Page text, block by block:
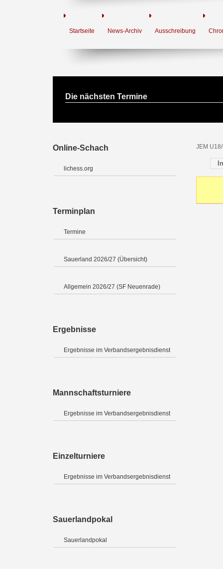
Startseite News-Archiv Ausschreibung
Die nächsten Termine
Online-Schach
lichess.org
Terminplan
Termine
Sauerland 2026/27 (Übersicht)
Allgemein 2026/27 (SF Neuenrade)
Ergebnisse
Ergebnisse im Verbandsergebnisdienst
Mannschaftsturniere
Ergebnisse im Verbandsergebnisdienst
Einzelturniere
Ergebnisse im Verbandsergebnisdienst
Sauerlandpokal
Sauerlandpokal
JEM